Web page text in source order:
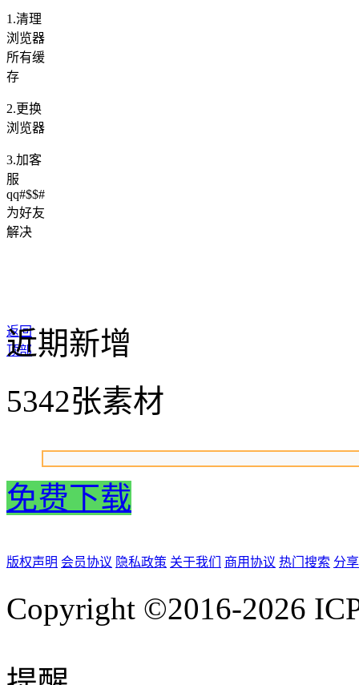
1.清理
浏览器
所有缓
存
2.更换
浏览器
3.加客
服
qq#$$#
为好友
解决
返回
顶部
近期新增
5342张素材
免费下载
版权声明 会员协议 隐私政策 关于我们 商用协议 热门搜索 分
Copyright ©2016-2026